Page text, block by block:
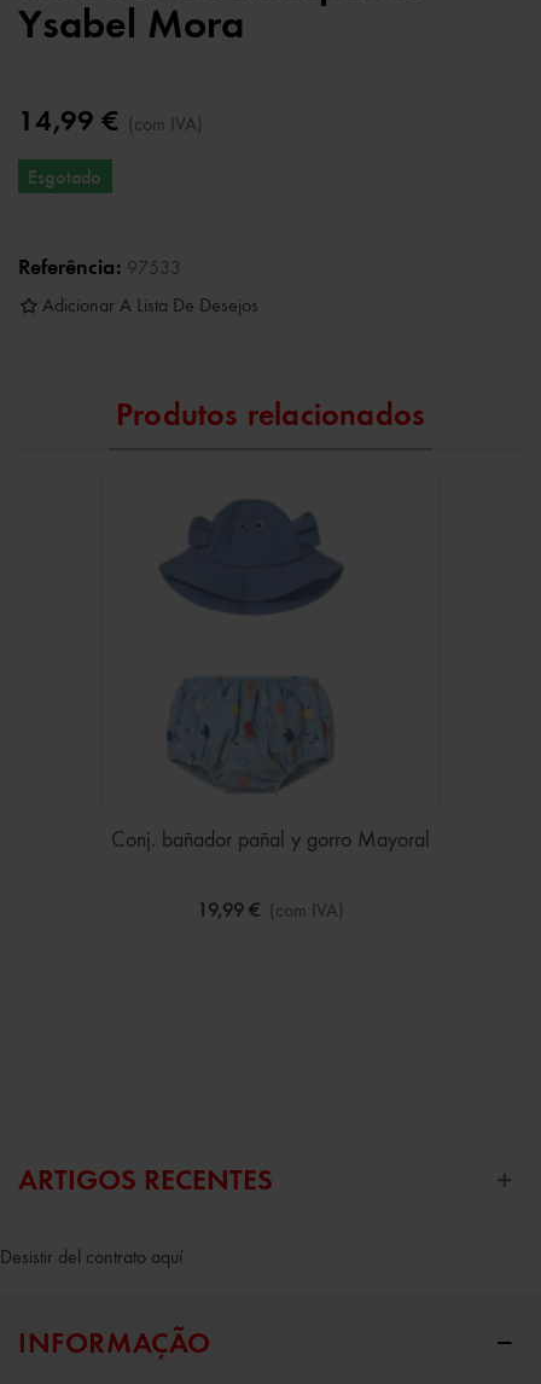
Ysabel Mora
14,99 € (com IVA)
Esgotado
Referência: 97533
Adicionar A Lista De Desejos
Produtos relacionados
Conj. bañador pañal y gorro Mayoral
19,99 € (com IVA)
ARTIGOS RECENTES
Desistir del contrato aquí
INFORMAÇÃO